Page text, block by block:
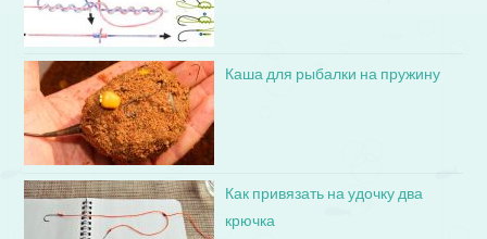
Каша для рыбалки на пружину
Как привязать на удочку два
крючка